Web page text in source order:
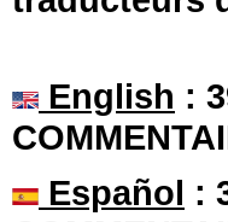
English :
Español :